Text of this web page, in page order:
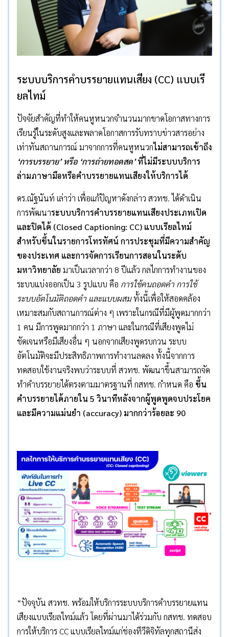
ระบบบริการคำบรรยายแทนเสียง (CC) แบบเรี
ยลไทม์
ปัจจัยสำคัญที่ทำให้คนหูหนวกจำนวนมากขาดโอกาสทางการ
เรียนรู้ในระดับสูงและพลาดโอกาสการรับทราบข่าวสารอย่าง
เท่าทันสถานการณ์ มาจากการที่คนหูหนวกไม่สามารถเข้าถึง
‘การบรรยาย’หรือ ‘การถ่ายทอดสด’ที่ไม่มีระบบบริการ
ล่ามภาษามือหรือคำบรรยายแทนเสียงให้บริการได้
ดร.ณัฐนันท์ เล่าว่า เพื่อแก้ปัญหาดังกล่าว สวทช. ได้ดำเนิน
การพัฒนาระบบบริการคำบรรยายแทนเสียงประเภทเปิด
และปิดได้ (Closed Captioning: CC) แบบเรียลไทม์
สำหรับขึ้นในรายการโทรทัศน์ การประชุมที่มีความสำคัญ​
ของประเทศ และการจัดการเรียนการสอนในระดับ
มหาวิทยาลัย มาเป็นเวลากว่า 8 ปีแล้ว กลไกการทำงานของ
ระบบแบ่งออกเป็น 3 รูปแบบ คือ การใช้คนถอดคำ การใช้
ระบบอัตโนมัติถอดคำ และแบบผสมทั้งนี้เพื่อให้สอดคล้อง
เหมาะสมกับสถานการณ์ต่าง ๆ เพราะในกรณีที่มีผู้พูดมากกว่า
1 คน มีการพูดมากกว่า 1 ภาษา และในกรณีที่เสียงพูดไม่
ชัดเจนหรือมีเสียงอื่น ๆ นอกจากเสียงพูดรบกวน ระบบ
อัตโนมัติจะมีประสิทธิภาพการทำงานลดลง ทั้งนี้จากการ
ทดสอบใช้งานจริงพบว่าระบบที่ สวทช. พัฒนาขึ้นสามารถจัด
ทำคำบรรยายได้ตรงตามมาตรฐานที่ กสทช. กำหนด คือ ขึ้น
คำบรรยายได้ภายใน5 วินาทีหลังจากผู้พูดพูดจบประโยค
และมีความแม่นยำ (accuracy) มากกว่าร้อยละ 90
“ปัจจุบัน สวทช. พร้อมให้บริการระบบบริการคำบรรยายแทน
เสียงแบบเรียลไทม์แล้ว โดยที่ผ่านมาได้ร่วมกับ กสทช. ทดสอบ
การให้บริการ CC แบบเรียลไทม์แก่ช่องทีวีดิจิทัลทุกสถานีส่ง